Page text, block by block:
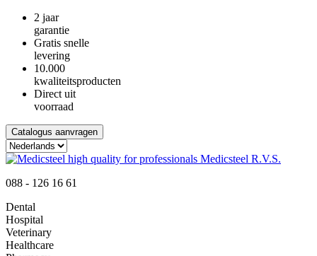
2 jaar
garantie
Gratis snelle
levering
10.000
kwaliteitsproducten
Direct uit
voorraad
Catalogus aanvragen
088 - 126 16 61
Dental
Hospital
Veterinary
Healthcare